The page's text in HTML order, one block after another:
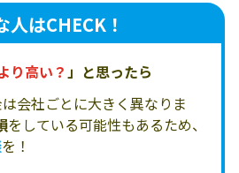
人はCHECK！
り高い？」と思ったら
会社ごとに大きく異なりま
をしている可能性もあるため、
を！